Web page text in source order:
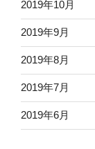
2019年10月
2019年9月
2019年8月
2019年7月
2019年6月